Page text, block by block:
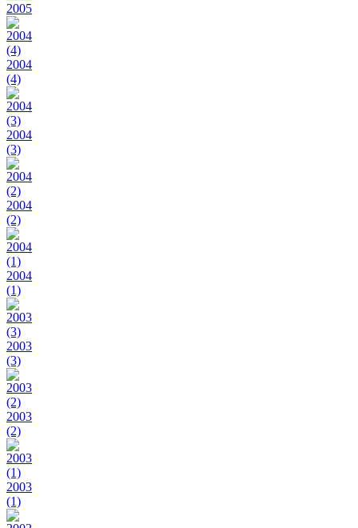
2005
2004
(4)
2004
(3)
2004
(2)
2004
(1)
2003
(3)
2003
(2)
2003
(1)